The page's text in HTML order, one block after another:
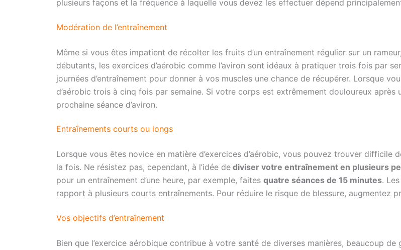
plusieurs façons et la fréquence à laquelle vous devez les effectuer dépend
Modération de l’entraînement
Même si vous êtes impatient de récolter les fruits d’un entraînement régulier sur un
débutants, les exercices d’aérobic comme l’aviron sont idéaux à pratiquer trois fois par
journées d’entraînement pour donner à vos muscles une chance de récupérer. Lorsque
d’aérobic trois à cinq fois par semaine. Si votre corps est extrêmement douloureux
prochaine séance d’aviron.
Entraînements courts ou longs
Lorsque vous êtes novice en matière d’exercices d’aérobic, vous pouvez trouver difficile
la fois. Ne résistez pas, cependant, à l’idée de diviser votre entraînement en plusieurs
pour un entraînement d’une heure, par exemple, faites quatre séances de 15 minutes.
rapport à plusieurs courts entraînements. Pour réduire le risque de blessure, augmentez
Vos objectifs d’entraînement
Bien que l’exercice aérobique contribue à votre santé de diverses manières, beaucoup